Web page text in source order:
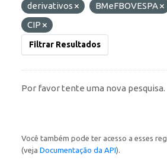
derivativos
BMeFBOVESPA
CIP
Filtrar Resultados
Por favor tente uma nova pesquisa.
Você também pode ter acesso a esses
(veja Documentação da API).